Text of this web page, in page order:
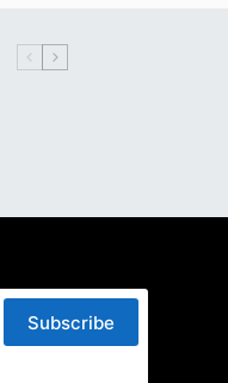
Subscribe